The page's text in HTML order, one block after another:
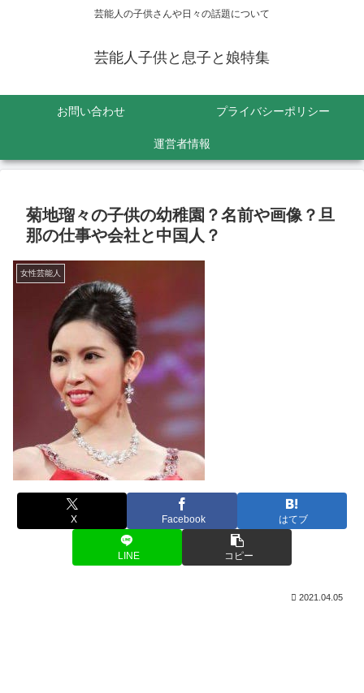
芸能人の子供さんや日々の話題について
芸能人子供と息子と娘特集
お問い合わせ プライバシーポリシー
運営者情報
菊地瑠々の子供の幼稚園？名前や画像？旦
那の仕事や会社と中国人？
女性芸能人
X Facebook はてブ
LINE コピー
2021.04.05